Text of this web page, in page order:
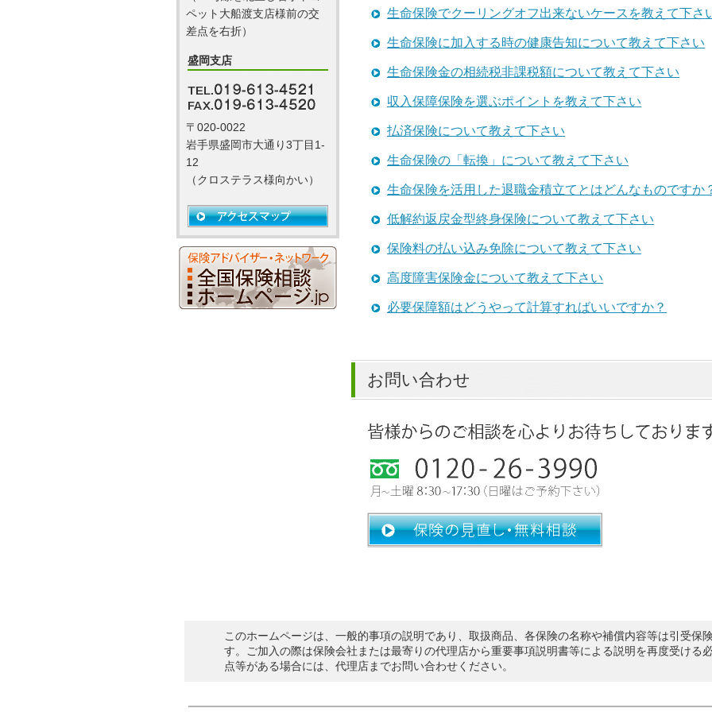
生命保険でクーリングオフ出来ないケースを教えて下さ
生命保険に加入する時の健康告知について教えて下さい
生命保険金の相続税非課税額について教えて下さい
収入保障保険を選ぶポイントを教えて下さい
払済保険について教えて下さい
生命保険の「転換」について教えて下さい
生命保険を活用した退職金積立てとはどんなものですか
低解約返戻金型終身保険について教えて下さい
保険料の払い込み免除について教えて下さい
高度障害保険金について教えて下さい
必要保障額はどうやって計算すればいいですか？
お問い合わせ
ペット大船渡支店様前の交
差点を右折）
盛岡支店
〒020-0022
岩手県盛岡市大通り3丁目1-
12
（クロステラス様向かい）
このホームページは、一般的事項の説明であり、取扱商品、各保険の名称や補償内容等は引受保
す。ご加入の際は保険会社または最寄りの代理店から重要事項説明書等による説明を再度受ける
点等がある場合には、代理店までお問い合わせください。